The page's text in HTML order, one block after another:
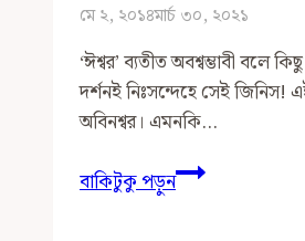
মে ২, ২০১৪মার্চ ৩০, ২০২১
‘ঈশ্বর’ ব্যতীত অবশ্বম্ভাবী বলে
দর্শনই নিঃসন্দেহে সেই জিনিস!
অবিনশ্বর। এমনকি…
বাকিটুকু পড়ুনফিলোসফিক্যাল
টুইটস